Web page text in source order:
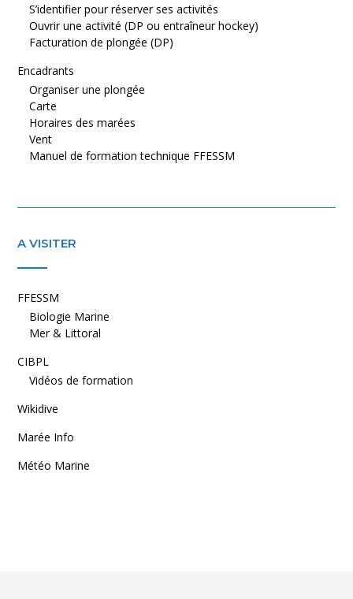
S’identifier pour réserver ses activités
Ouvrir une activité (DP ou entraîneur hockey)
Facturation de plongée (DP)
Encadrants
Organiser une plongée
Carte
Horaires des marées
Vent
Manuel de formation technique FFESSM
A VISITER
FFESSM
Biologie Marine
Mer & Littoral
CIBPL
Vidéos de formation
Wikidive
Marée Info
Météo Marine